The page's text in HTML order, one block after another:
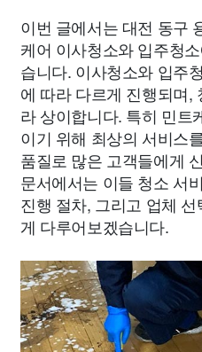
이번 글에서는 대전 동구
케어 이사청소와 입주청
습니다. 이사청소와 입주
에 따라 다르게 진행되며,
라 상이합니다. 특히 민트
이기 위해 최상의 서비스
품질로 많은 고객들에게
문서에서는 이들 청소 서
진행 절차, 그리고 업체
게 다루어보겠습니다.